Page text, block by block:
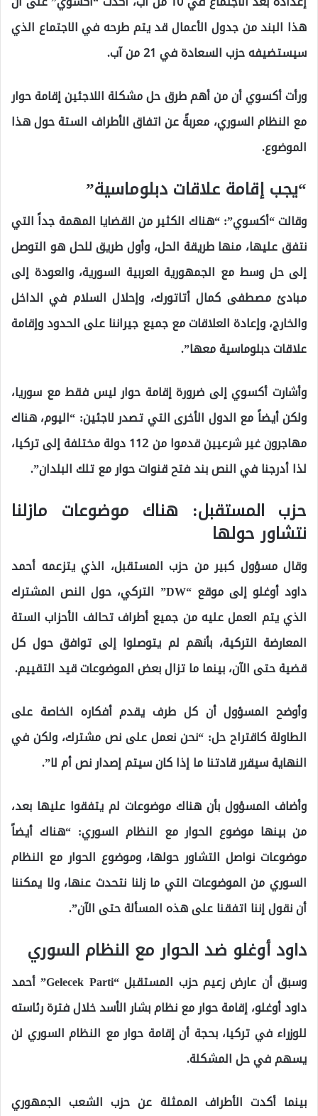
هذا البند من جدول الأعمال قد يتم طرحه في الاجتماع الذي
سيستضيفه حزب السعادة في 21 من آب.
ورأت أكسوي أن من أهم طرق حل مشكلة اللاجئين إقامة حوار
مع النظام السوري، معربةً عن اتفاق الأطراف الستة حول هذا
الموضوع.
“يجب إقامة علاقات دبلوماسية”
وقالت “أكسوي”: “هناك الكثير من القضايا المهمة جداً التي
نتفق عليها، منها طريقة الحل، وأول طريق للحل هو التوصل
إلى حل وسط مع الجمهورية العربية السورية، والعودة إلى
مبادئ مصطفى كمال أتاتورك، وإحلال السلام في الداخل
والخارج، وإعادة العلاقات مع جميع جيراننا على الحدود وإقامة
علاقات دبلوماسية معها”.
وأشارت أكسوي إلى ضرورة إقامة حوار ليس فقط مع سوريا،
ولكن أيضاً مع الدول الأخرى التي تصدر لاجئين: “اليوم، هناك
مهاجرون غير شرعيين قدموا من 112 دولة مختلفة إلى تركيا،
لذا أدرجنا في النص بند فتح قنوات حوار مع تلك البلدان”.
حزب المستقبل: هناك موضوعات مازلنا
نتشاور حولها
وقال مسؤول كبير من حزب المستقبل، الذي يتزعمه أحمد
داود أوغلو إلى موقع “DW” التركي، حول النص المشترك
الذي يتم العمل عليه من جميع أطراف تحالف الأحزاب الستة
المعارضة التركية، بأنهم لم يتوصلوا إلى توافق حول كل
قضية حتى الآن، بينما ما تزال بعض الموضوعات قيد التقييم.
وأوضح المسؤول أن كل طرف يقدم أفكاره الخاصة على
الطاولة كاقتراح حل: “نحن نعمل على نص مشترك، ولكن في
النهاية سيقرر قادتنا ما إذا كان سيتم إصدار نص أم لا”.
وأضاف المسؤول بأن هناك موضوعات لم يتفقوا عليها بعد،
من بينها موضوع الحوار مع النظام السوري: “هناك أيضاً
موضوعات نواصل التشاور حولها، وموضوع الحوار مع النظام
السوري من الموضوعات التي ما زلنا نتحدث عنها، ولا يمكننا
أن نقول إننا اتفقنا على هذه المسألة حتى الآن”.
داود أوغلو ضد الحوار مع النظام السوري
وسبق أن عارض زعيم حزب المستقبل “Gelecek Parti” أحمد
داود أوغلو، إقامة حوار مع نظام بشار الأسد خلال فترة رئاسته
للوزراء في تركيا، بحجة أن إقامة حوار مع النظام السوري لن
يسهم في حل المشكلة.
بينما أكدت الأطراف الممثلة عن حزب الشعب الجمهوري